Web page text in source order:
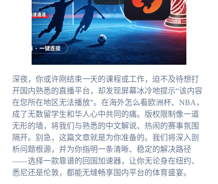
深夜，你或许刚结束一天的课程或工作，迫不及待想打
开国内熟悉的直播平台，却发现屏幕冰冷地提示“该内容
在您所在地区无法播放”。在海外怎么看欧洲杯、NBA，
成了无数留学生和华人心中共同的痛。版权限制像一道
无形的墙，将我们与熟悉的中文解说、热闹的赛事氛围
隔开。别急，这篇文章就是为你准备的。我们将深入剖
析问题根源，并为你指明一条清晰、稳定的解决路径
——选择一款靠谱的回国加速器，让你无论身在纽约、
悉尼还是伦敦，都能无缝畅享国内平台的体育盛宴。